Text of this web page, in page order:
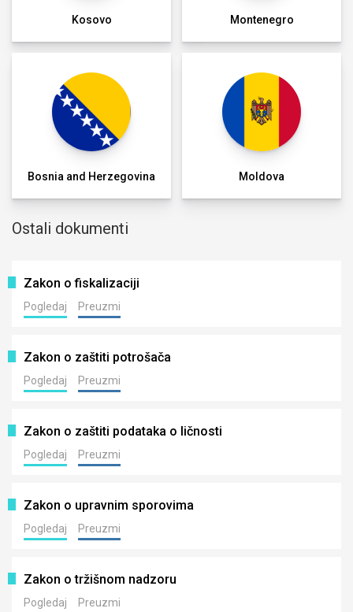
Kosovo Montenegro
Bosnia and Herzegovina Moldova
Ostali dokumenti
Zakon o fiskalizaciji
Pogledaj Preuzmi
Zakon o zaštiti potrošača
Pogledaj Preuzmi
Zakon o zaštiti podataka o ličnosti
Pogledaj Preuzmi
Zakon o upravnim sporovima
Pogledaj Preuzmi
Zakon o tržišnom nadzoru
Pogledaj Preuzmi